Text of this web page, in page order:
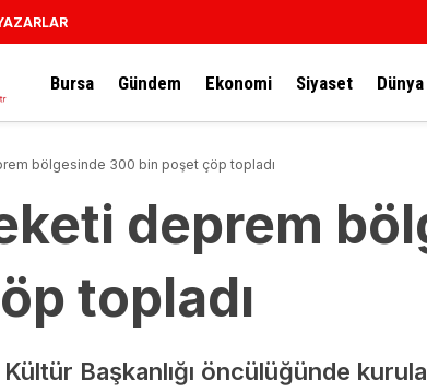
Bursa Gündem Ekonomi Siyaset Dünya
bölgesinde 300 bin poşet çöp topladı
deprem
topladı
Başkanlığı öncülüğünde